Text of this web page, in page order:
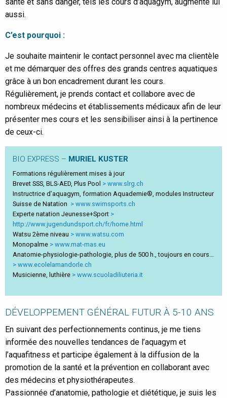
aussi.
C’est pourquoi :
Je souhaite maintenir le contact personnel avec ma clientèle
et me démarquer des offres des grands centres aquatiques
grâce à un bon encadrement durant les cours.
Régulièrement, je prends contact et collabore avec de
nombreux médecins et établissements médicaux afin de leur
présenter mes cours et les sensibiliser ainsi à la pertinence
de ceux-ci.
BIO EXPRESS – MURIEL KUSTER
Formations régulièrement mises à jour
Brevet SSS, BLS-AED, Plus Pool
www.slrg.ch
Instructrice d’aquagym, formation Aquademie®, modules Instructeur
Suisse de Natation
www.swimsports.ch
Experte natation Jeunesse+Sport
http://www.jugendundsport.ch/fr/home.html
Watsu 2ème niveau
www.watsu.com
Monopalme
www.mat-mas.eu
Anatomie-physiologie-pathologie, plus de 500 h., toujours en cours…
www.ecolelamandorle.ch
Musicienne, luthière
www.scuoladiliuteria.it
DÉVELOPPEMENT GÉNÉRAL FUTUR À 5-10 ANS
En suivant des perfectionnements continus, je me tiens
informée des nouvelles tendances de l’aquagym et
l’aquafitness et participe également à la diffusion de la
promotion de la santé et la prévention en collaborant avec
des médecins et physiothérapeutes.
Passionnée d’anatomie, pathologie et diététique, je suis les